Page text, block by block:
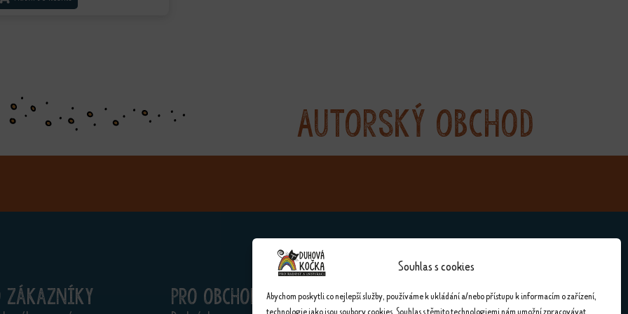
Souhlas s cookies
Abychom poskytli co nejlepší služby, používáme k ukládání a/nebo přístupu k informacím o zařízení,
Autorský obchod
zákazníky Pro obchodníky Kontakty